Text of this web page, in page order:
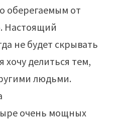
оберегаемым от
Настоящий
не будет скрывать
хочу делиться тем,
людьми.
очень мощных